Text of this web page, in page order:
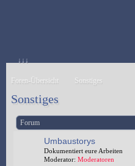
↓↓↓
Foren-Übersicht Sonstiges
Sonstiges
Forum
Umbaustorys
Dokumentiert eure Arbeiten
Moderator: Moderatoren